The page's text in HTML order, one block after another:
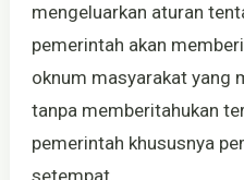
mengeluarkan aturan
pemerintah akan
oknum masyarakat yang
tanpa memberitahukan
pemerintah khususnya
setempat.